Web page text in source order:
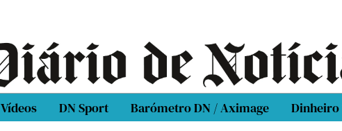
Vídeos DN Sport Barómetro DN / Aximage Dinheiro